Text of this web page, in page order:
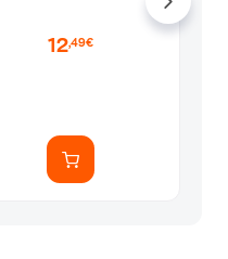
12,49€